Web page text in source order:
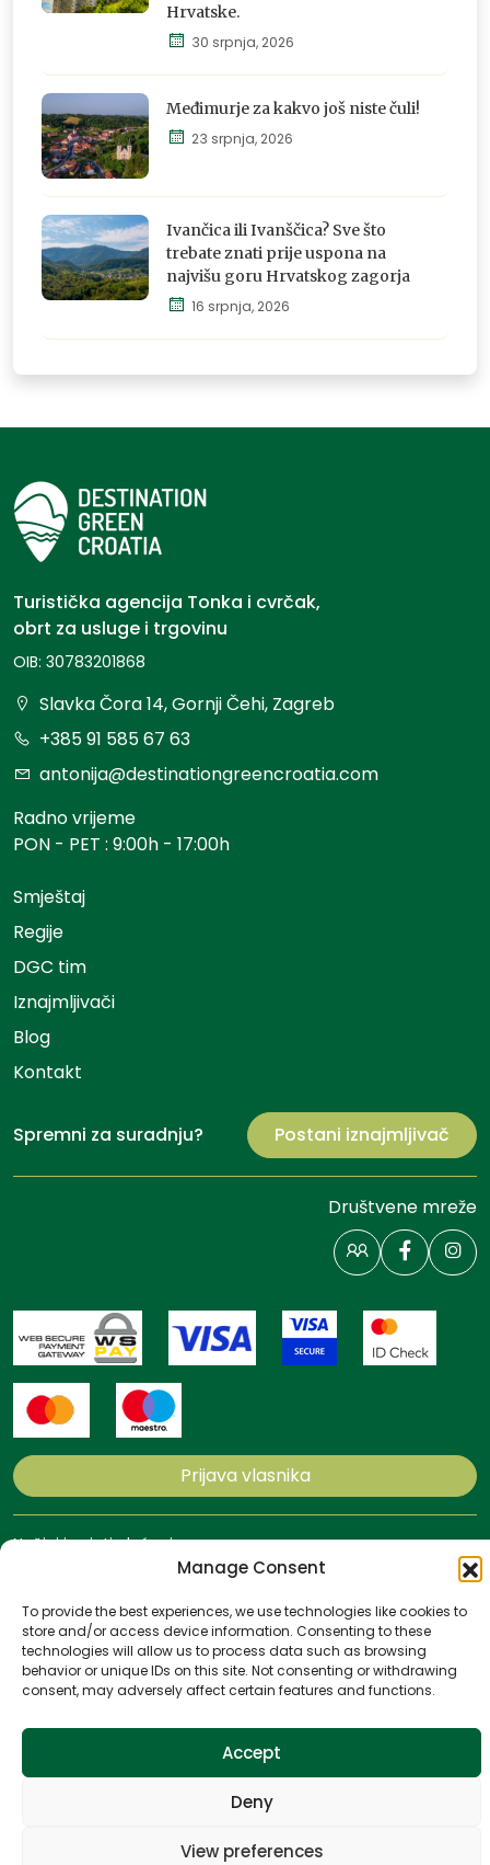
Manage Consent
To provide the best experiences, we use technologies like cookies to
store and/or access device information. Consenting to these
technologies will allow us to process data such as browsing
behavior or unique IDs on this site. Not consenting or withdrawing
consent, may adversely affect certain features and functions.
Accept
Deny
View preferences
doživi
Hrvatske.
30 srpnja, 2026
Istraži,
osjeti i
doživi
Međimurje za kakvo još niste čuli!
23 srpnja, 2026
osjeti i
doživi
Ivančica ili Ivanščica? Sve što
trebate znati prije uspona na
najvišu goru Hrvatskog zagorja
16 srpnja, 2026
Turistička agencija Tonka i cvrčak,
obrt za usluge i trgovinu
OIB: 30783201868
Slavka Čora 14, Gornji Čehi, Zagreb
+385 91 585 67 63
antonija@destinationgreencroatia.com
Radno vrijeme
PON - PET : 9:00h - 17:00h
Smještaj
Regije
DGC tim
Iznajmljivači
Blog
Kontakt
Spremni za suradnju? Postani iznajmljivač
Društvene mreže
Prijava vlasnika
Načini i uvjeti plaćanja
Uvjeti poslovanja
All rights reserved
Website by NeoLab